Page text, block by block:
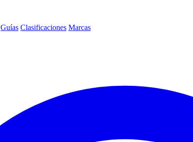
Guías Clasificaciones Marcas